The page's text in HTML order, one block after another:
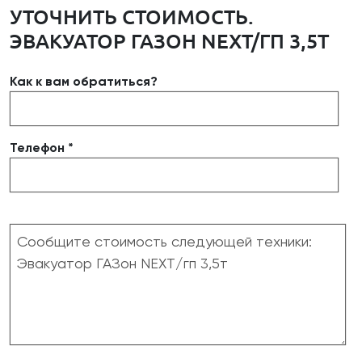
УТОЧНИТЬ СТОИМОСТЬ.
ЭВАКУАТОР ГАЗОН NEXT/ГП 3,5Т
Как к вам обратиться?
Телефон *